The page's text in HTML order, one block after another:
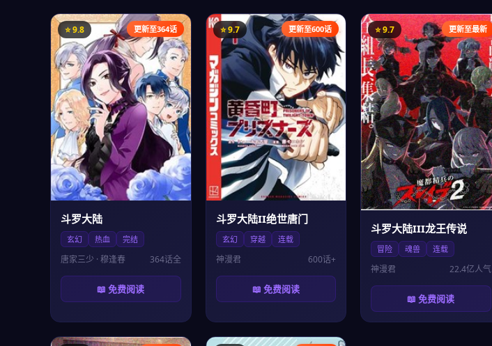
话，追漫不停歇！
立即免费阅读
更新至364话
⭐ 9.8
斗罗大陆
玄幻 热血 完结
唐家三少 · 穆逢春 364话全
📖 免费阅读
更新至600话
⭐ 9.7
斗罗大陆II绝世唐门
玄幻 穿越 连载
神漫君 600话+
📖 免费阅读
更新至最新
⭐ 9.7
斗罗大陆III龙王传说
冒险 魂兽 连载
神漫君 22.4亿人气
📖 免费阅读